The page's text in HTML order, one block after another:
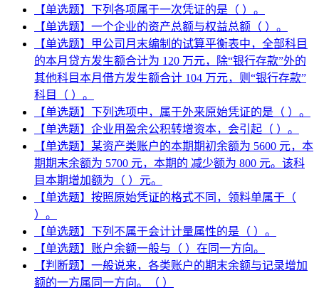
【单选题】下列各项属于一次凭证的是（ ）。
【单选题】一个企业的资产总额与权益总额（ ）。
【单选题】甲公司月末编制的试算平衡表中，全部科目
的本月贷方发生额合计为 120 万元，除“银行存款”外的
其他科目本月借方发生额合计 104 万元，则“银行存款”
科目（ ）。
【单选题】下列选项中，属于外来原始凭证的是（ ）。
【单选题】企业用盈余公积转增资本，会引起（ ）。
【单选题】某资产类账户的本期期初余额为 5600 元，本
期期末余额为 5700 元，本期的 减少额为 800 元。该科
目本期增加额为（ ）元。
【单选题】按照原始凭证的格式不同，领料单属于（
）。
【单选题】下列不属于会计计量属性的是（ ）。
【单选题】账户余额一般与（ ）在同一方向。
【判断题】一般说来，各类账户的期末余额与记录增加
额的一方属同一方向。（ ）